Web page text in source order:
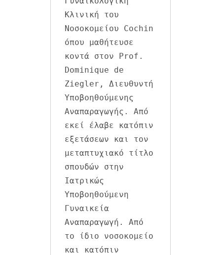
Κλινική του
Νοσοκομείου Cochin
όπου μαθήτευσε
κοντά στον Prof.
Dominique de
Ziegler, Διευθυντή
Υποβοηθούμενης
Αναπαραγωγής. Από
εκεί έλαβε κατόπιν
εξετάσεων και τον
μεταπτυχιακό τίτλο
σπουδών στην
Ιατρικώς
Υποβοηθούμενη
Γυναικεία
Αναπαραγωγή. Από
το ίδιο νοσοκομείο
και κατόπιν